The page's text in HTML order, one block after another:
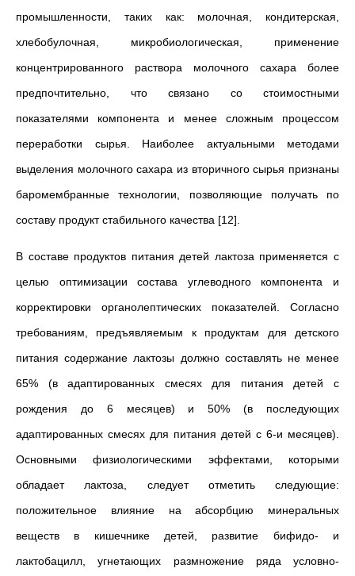
промышленности, таких как: молочная, кондитерская,
хлебобулочная, микробиологическая, применение
концентрированного раствора молочного сахара более
предпочтительно, что связано со стоимостными
показателями компонента и менее сложным процессом
переработки сырья. Наиболее актуальными методами
выделения молочного сахара из вторичного сырья признаны
баромембранные технологии, позволяющие получать по
составу продукт стабильного качества [12].
В составе продуктов питания детей лактоза применяется с
целью оптимизации состава углеводного компонента и
корректировки органолептических показателей. Согласно
требованиям, предъявляемым к продуктам для детского
питания содержание лактозы должно составлять не менее
65% (в адаптированных смесях для питания детей с
рождения до 6 месяцев) и 50% (в последующих
адаптированных смесях для питания детей с 6-и месяцев).
Основными физиологическими эффектами, которыми
обладает лактоза, следует отметить следующие:
положительное влияние на абсорбцию минеральных
веществ в кишечнике детей, развитие бифидо- и
лактобацилл, угнетающих размножение ряда условно-